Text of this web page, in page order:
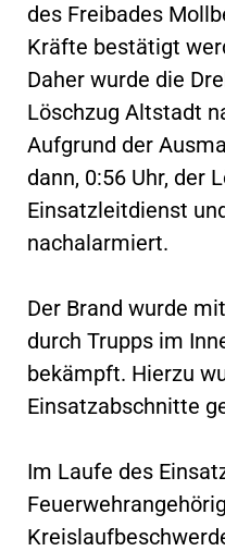
des Freibades
Kräfte bestätigt
Daher wurde die
Löschzug Altstadt
Aufgrund der
dann, 0:56 Uhr, der
Einsatzleitdienst
nachalarmiert.
Der Brand wurde
durch Trupps im
bekämpft. Hierzu
Einsatzabschnitte
Im Laufe des